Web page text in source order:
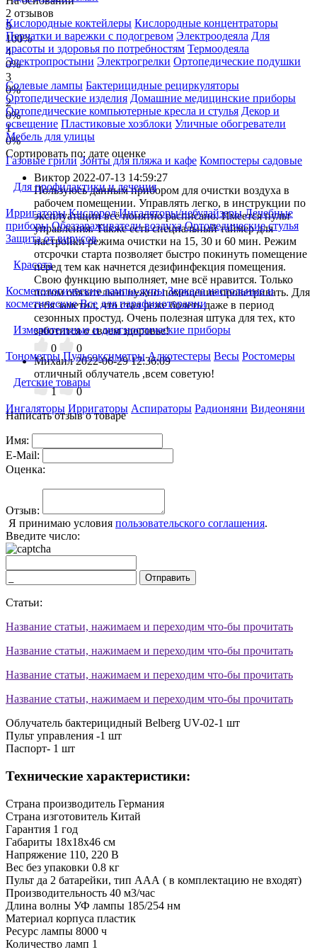
Кислородные коктейлеры Кислородные концентраторы
Перчатки и варежки с подогревом Электроодеяла Для
красоты и здоровья по потребностям Термоодеяла
Электропростыни Электрогрелки Ортопедические подушки
Солевые лампы Бактерицидные рециркуляторы
Ортопедические изделия Домашние медицинские приборы
Ортопедические компьютерные кресла и стулья Декор и
освещение Пластиковые хозблоки Уличные обогреватели
Мебель для улицы
Газовые грили Зонты для пляжа и кафе Компостеры садовые
Для профилактики и лечения
Ирригаторы Кислород Ингаляторы/небулайзеры Лечебные
приборы Обеззараживатели воздуха Ортопедические стулья
Защита от вирусов
Красота
Косметологические лампы-лупы Зеркала настольные и
косметические Все для парафинотерапии
Измерительные и диагностические приборы
Тонометры Пульсоксиметры Алкотестеры Весы Ростомеры
Детские товары
Ингаляторы Ирригаторы Аспираторы Радионяни Видеоняни
2 отзывов
5
100%
4
0%
3
0%
2
0%
1
0%
Сортировать по: дате оценке
Виктор 2022-07-13 14:59:27
Пользуюсь данным прибором для очистки воздуха в
рабочем помещении. Управлять легко, в инструкции по
эксплуатации всё понятно расписано. Имеется пульт
управления. Также есть специальный таймер для
настройки режима очистки на 15, 30 и 60 мин. Режим
отсрочки старта позволяет быстро покинуть помещение
перед тем как начнется дезифинфекция помещения.
Свою функцию выполняет, мне всё нравится. Только
потом обязательно нужно помещение проветривать. Для
себя заметил, что стал реже болеть даже в период
сезонных простуд. Очень полезная штука для тех, кто
заботится о своем здоровье!
0
0
Михаил 2022-06-29 12:36:09
отличный облучатель ,всем советую!
1
0
Написать отзыв о товаре
Имя:
E-Mail:
Оценка:
Отзыв:
Я принимаю условия пользовательского соглашения.
Введите число:
Отправить
Статьи:
Название статьи, нажимаем и переходим что-бы прочитать
Название статьи, нажимаем и переходим что-бы прочитать
Название статьи, нажимаем и переходим что-бы прочитать
Название статьи, нажимаем и переходим что-бы прочитать
Облучатель бактерицидный Belberg UV-02-1 шт
Пульт управления -1 шт
Паспорт- 1 шт
Технические характеристики:
Страна производитель Германия
Страна изготовитель Китай
Гарантия 1 год
Габариты 18х18х46 см
Напряжение 110, 220 В
Вес без упаковки 0.8 кг
Пульт да 2 батарейки, тип ААА ( в комплектацию не входят)
Производительность 40 м3/час
Длина волны УФ лампы 185/254 нм
Материал корпуса пластик
Ресурс лампы 8000 ч
Количество ламп 1